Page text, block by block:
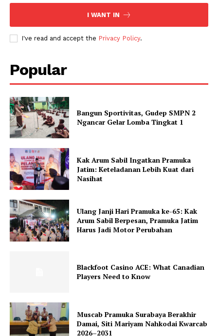
I WANT IN
I've read and accept the Privacy Policy.
Popular
Bangun Sportivitas, Gudep SMPN 2
Ngancar Gelar Lomba Tingkat 1
Kak Arum Sabil Ingatkan Pramuka
Jatim: Keteladanan Lebih Kuat dari
Nasihat
Ulang Janji Hari Pramuka ke-65: Kak
Arum Sabil Berpesan, Pramuka Jatim
Harus Jadi Motor Perubahan
Blackfoot Casino ACE: What Canadian
Players Need to Know
Muscab Pramuka Surabaya Berakhir
Damai, Siti Mariyam Nahkodai Kwarcab
2026–2031